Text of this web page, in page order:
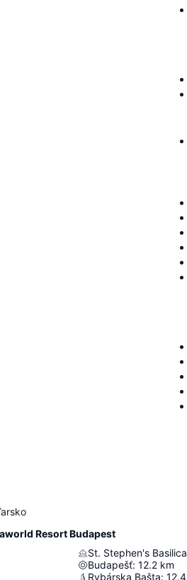
Resort Budapest
St. Stephen's Basilica
Budapešť: 12.2 km
Rybárska Bašta: 12.4